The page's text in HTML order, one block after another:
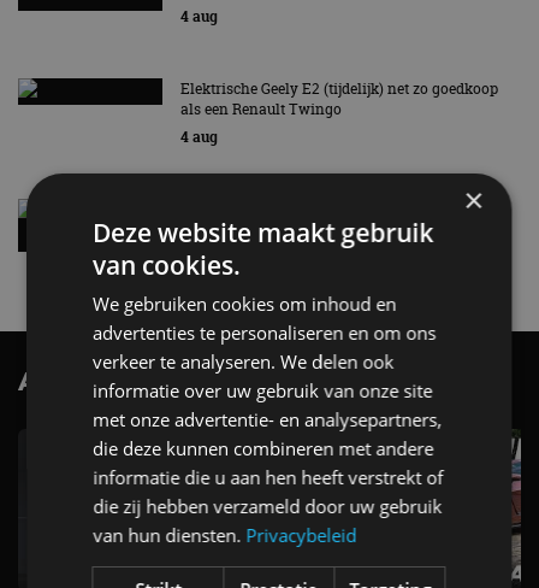
4 aug
Elektrische Geely E2 (tijdelijk) net zo goedkoop
als een Renault Twingo
4 aug
kilometer en wordt goedkoper
4 aug
AutoRAI.nl TV SUBSCRIBE
×
Deze website maakt gebruik
van cookies.
We gebruiken cookies om inhoud en
advertenties te personaliseren en om ons
verkeer te analyseren. We delen ook
informatie over uw gebruik van onze site
met onze advertentie- en analysepartners,
die deze kunnen combineren met andere
informatie die u aan hen heeft verstrekt of
die zij hebben verzameld door uw gebruik
van hun diensten. Privacybeleid